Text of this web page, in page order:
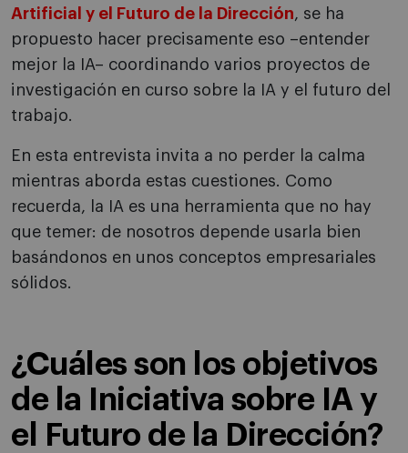
Artificial y el Futuro de la Dirección, se ha
propuesto hacer precisamente eso –entender
mejor la IA– coordinando varios proyectos de
investigación en curso sobre la IA y el futuro del
trabajo.
En esta entrevista invita a no perder la calma
mientras aborda estas cuestiones. Como
recuerda, la IA es una herramienta que no hay
que temer: de nosotros depende usarla bien
basándonos en unos conceptos empresariales
sólidos.
¿Cuáles son los objetivos
de la Iniciativa sobre IA y
el Futuro de la Dirección?